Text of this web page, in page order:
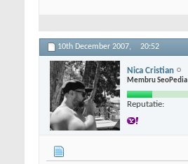
10th December 2007, 20:52
Nica Cristian
Membru SeoPedia
Reputatie: